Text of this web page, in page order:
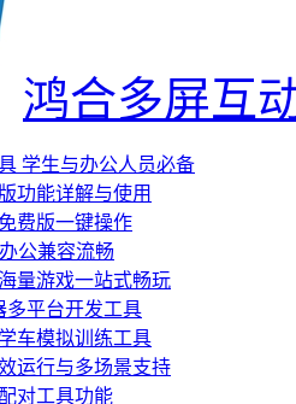
鸿合多屏互
学生与办公人员必备
功能详解与使用
费版一键操作
公兼容流畅
量游戏一站式畅玩
多平台开发工具
车模拟训练工具
运行与多场景支持
对工具功能